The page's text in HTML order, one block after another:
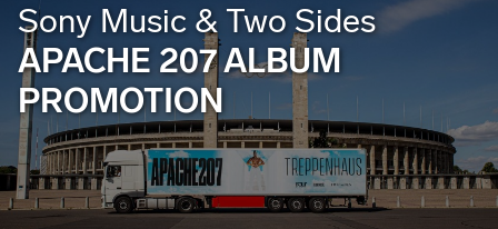
Sony Music & Two Sides
APACHE 207 ALBUM
PROMOTION